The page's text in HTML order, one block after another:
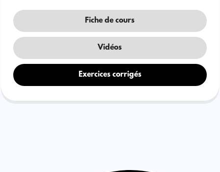
Fiche de cours
Vidéos
Exercices corrigés